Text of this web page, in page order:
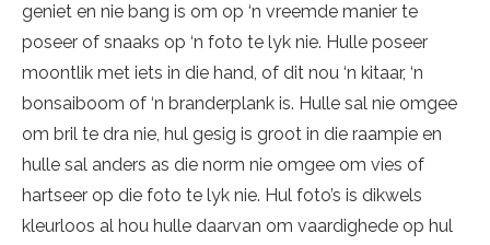
geniet en nie bang is om op ‘n vreemde manier te
poseer of snaaks op ‘n foto te lyk nie. Hulle poseer
moontlik met iets in die hand, of dit nou ‘n kitaar, ‘n
bonsaiboom of ‘n branderplank is. Hulle sal nie omgee
om bril te dra nie, hul gesig is groot in die raampie en
hulle sal anders as die norm nie omgee om vies of
hartseer op die foto te lyk nie. Hul foto’s is dikwels
kleurloos al hou hulle daarvan om vaardighede op hul